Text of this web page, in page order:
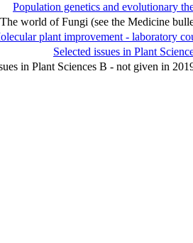
Population genetics and evolutionary
The world of Fungi (see the Medicine
plant improvement - laboratory
Selected issues in Plant
in Plant Sciences B - not given in